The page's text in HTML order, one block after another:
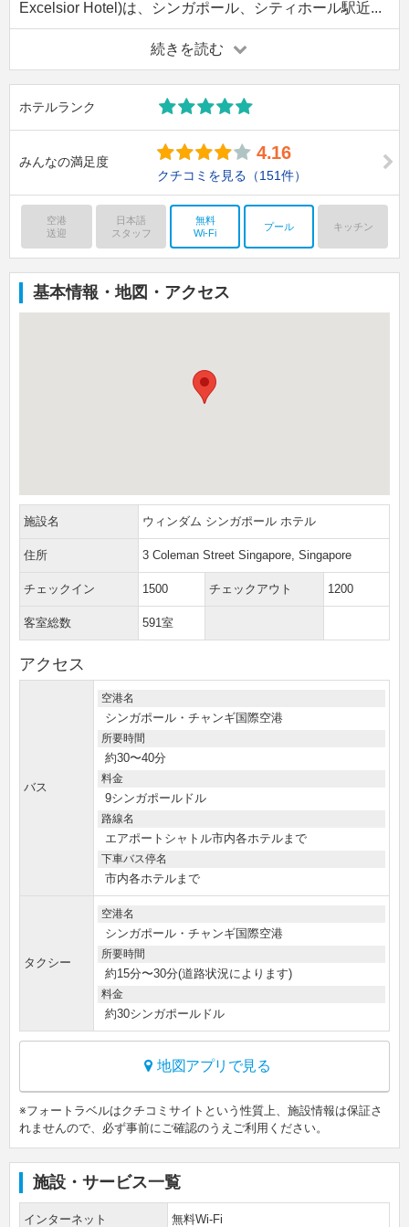
Excelsior Hotel)は、シンガポール、シティホール駅近...
続きを読む
ホテルランク
みんなの満足度 4.16
クチコミを見る （151件）
空港
送迎
日本語
スタッフ
無料
Wi-Fi
プール キッチン
基本情報・地図・アクセス
施設名 ウィンダム シンガポール ホテル
住所 3 Coleman Street Singapore, Singapore
チェックイン 1500 チェックアウト 1200
客室総数 591室
アクセス
バス
空港名
シンガポール・チャンギ国際空港
所要時間
約30〜40分
料金
9シンガポールドル
路線名
エアポートシャトル市内各ホテルまで
下車バス停名
市内各ホテルまで
タクシー
空港名
シンガポール・チャンギ国際空港
所要時間
約15分〜30分(道路状況によります)
料金
約30シンガポールドル
地図アプリで見る
※フォートラベルはクチコミサイトという性質上、施設情報は保証さ
れませんので、必ず事前にご確認のうえご利用ください。
施設・サービス一覧
インターネット 無料Wi-Fi